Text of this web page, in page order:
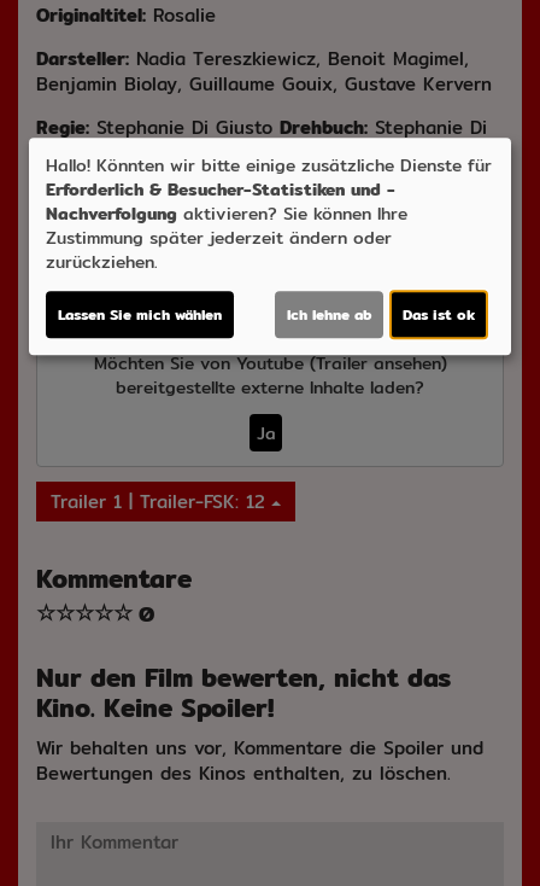
Originaltitel: Rosalie
Darsteller: Nadia Tereszkiewicz, Benoit Magimel,
Benjamin Biolay, Guillaume Gouix, Gustave Kervern
Regie: Stephanie Di Giusto Drehbuch: Stephanie Di
Giusto Musik: Emmanuel Ferrier, Hania Rani
Genre:
Drama, Romanze Land: Belgien, Frankreich 2023
Verleih:X-Verleih/Warner Bros
Inhalte zum Teil von
© CINEPROG ...macht Lust auf Ihr Kino!
Möchten Sie vonYoutube (Trailer ansehen)
bereitgestellte externe Inhalte laden?
Ja
Trailer 1 | Trailer-FSK: 12
Kommentare
☆☆☆☆☆0
Nur den Film bewerten, nicht das
Kino. Keine Spoiler!
Wir behalten uns vor, Kommentare die Spoiler und
Bewertungen des Kinos enthalten, zu löschen.
Hallo! Könnten wir bitte einige zusätzliche Dienste für
Erforderlich & Besucher-Statistiken und -
Nachverfolgung aktivieren? Sie können Ihre
Zustimmung später jederzeit ändern oder
zurückziehen.
Lassen Sie mich wählen Ich lehne ab Das ist ok